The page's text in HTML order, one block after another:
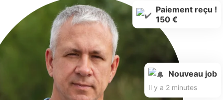
Paiement reçu !
150 €
Nouveau job
Il y a 2 minutes